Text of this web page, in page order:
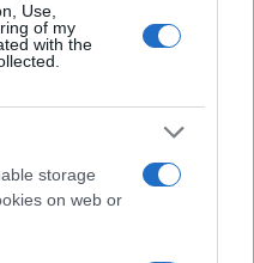
Use,
of my
with the
storage
on web or